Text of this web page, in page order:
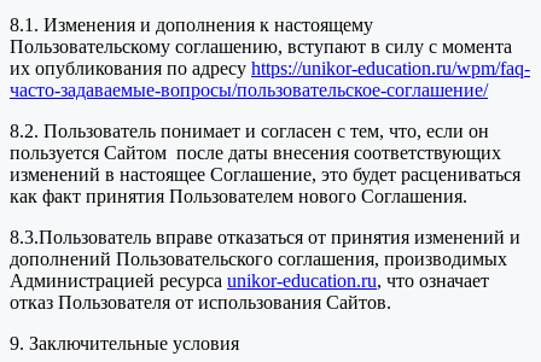
8.1. Изменения и дополнения к настоящему
Пользовательскому соглашению, вступают в силу с момента
их опубликования по адресу https://unikor-education.ru/wpm/faq-
часто-задаваемые-вопросы/пользовательское-соглашение/
8.2. Пользователь понимает и согласен с тем, что, если он
пользуется Сайтом после даты внесения соответствующих
изменений в настоящее Соглашение, это будет расцениваться
как факт принятия Пользователем нового Соглашения.
8.3.Пользователь вправе отказаться от принятия изменений и
дополнений Пользовательского соглашения, производимых
Администрацией ресурса unikor-education.ru, что означает
отказ Пользователя от использования Сайтов.
9. Заключительные условия